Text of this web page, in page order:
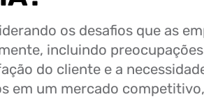
os desafios que as
incluindo
do cliente e a
em um mercado